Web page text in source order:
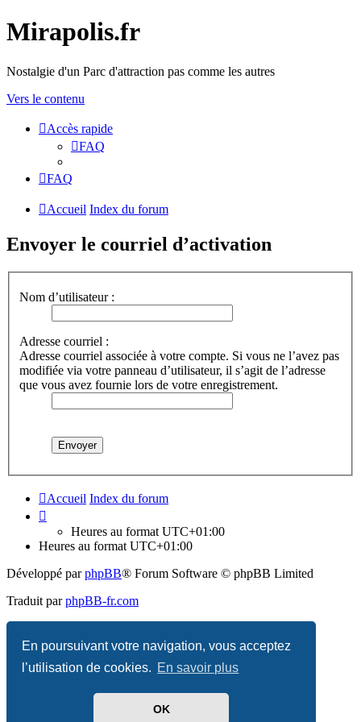
En poursuivant votre navigation, vous acceptez
l’utilisation de cookies. En savoir plus
OK
Mirapolis.fr
Nostalgie d'un Parc d'attraction pas comme les autres
Vers le contenu
Accès rapide
FAQ
FAQ
Accueil Index du forum
Envoyer le courriel d’activation
Nom d’utilisateur :
Adresse courriel :
Adresse courriel associée à votre compte. Si vous ne l’avez pas
modifiée via votre panneau d’utilisateur, il s’agit de l’adresse
que vous avez fournie lors de votre enregistrement.
Accueil Index du forum
Heures au format UTC+01:00
Heures au format UTC+01:00
Développé parphpBB® Forum Software © phpBB Limited
Traduit parphpBB-fr.com
Confidentialité